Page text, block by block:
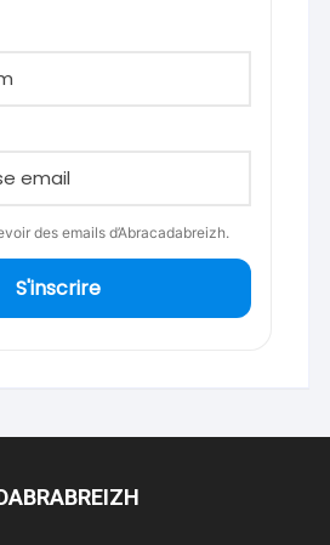
des emails d’Abracadabreizh.
S'inscrire